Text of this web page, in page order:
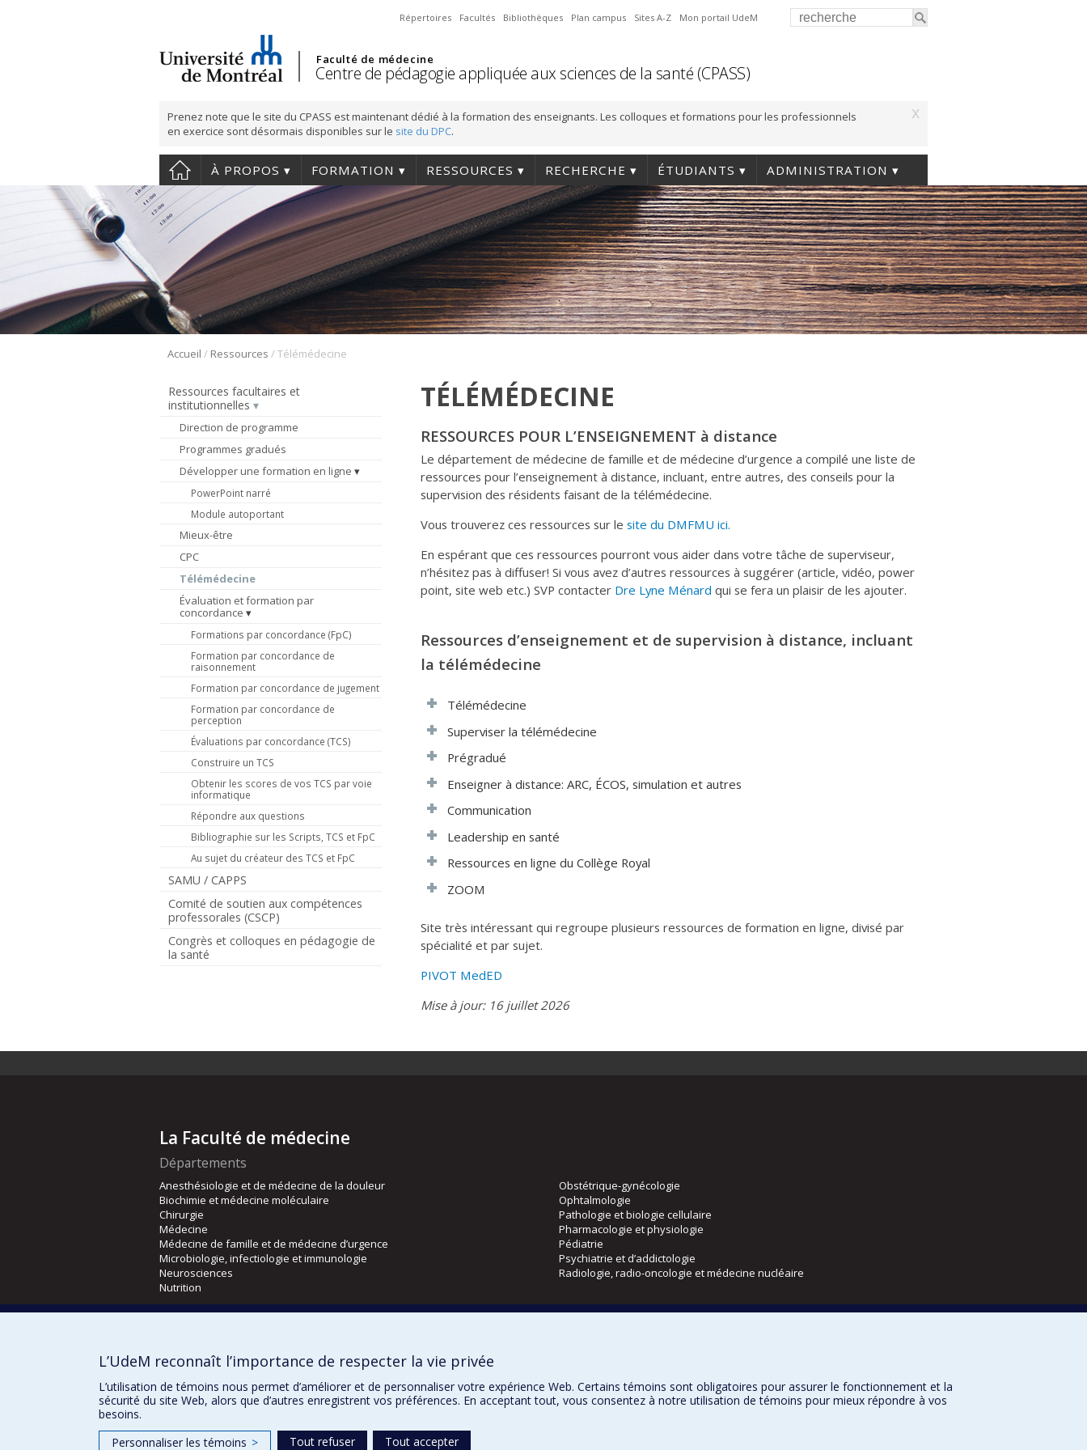
Répertoires Facultés Bibliothèques Plan campus Sites A-Z Mon portail UdeM
Faculté de médecine
Centre de pédagogie appliquée aux sciences de la santé (CPASS)
Prenez note que le site du CPASS est maintenant dédié à la formation des enseignants. Les colloques et formations pour les professionnels
en exercice sont désormais disponibles sur le site du DPC.
x
À PROPOS FORMATION RESSOURCES RECHERCHE ÉTUDIANTS ADMINISTRATION
Accueil / Ressources /Télémédecine
Ressources facultaires et
institutionnelles
Direction de programme
Programmes gradués
Développer une formation en ligne
PowerPoint narré
Module autoportant
Mieux-être
CPC
Télémédecine
Évaluation et formation par
concordance
Formations par concordance (FpC)
Formation par concordance de
raisonnement
Formation par concordance de jugement
Formation par concordance de
perception
Évaluations par concordance (TCS)
Construire un TCS
Obtenir les scores de vos TCS par voie
informatique
Répondre aux questions
Bibliographie sur les Scripts, TCS et FpC
Au sujet du créateur des TCS et FpC
SAMU / CAPPS
Comité de soutien aux compétences
professorales (CSCP)
Congrès et colloques en pédagogie de
la santé
TÉLÉMÉDECINE
RESSOURCES POUR L’ENSEIGNEMENT à distance
Le département de médecine de famille et de médecine d’urgence a compilé une liste de
ressources pour l’enseignement à distance, incluant, entre autres, des conseils pour la
supervision des résidents faisant de la télémédecine.
Vous trouverez ces ressources sur le site du DMFMU ici.
En espérant que ces ressources pourront vous aider dans votre tâche de superviseur,
n’hésitez pas à diffuser! Si vous avez d’autres ressources à suggérer (article, vidéo, power
point, site web etc.) SVP contacter Dre Lyne Ménard qui se fera un plaisir de les ajouter.
Ressources d’enseignement et de supervision à distance, incluant
la télémédecine
Télémédecine
Superviser la télémédecine
Prégradué
Enseigner à distance: ARC, ÉCOS, simulation et autres
Communication
Leadership en santé
Ressources en ligne du Collège Royal
ZOOM
Site très intéressant qui regroupe plusieurs ressources de formation en ligne, divisé par
spécialité et par sujet.
PIVOT MedED
Mise à jour: 16 juillet 2026
La Faculté de médecine
Départements
Anesthésiologie et de médecine de la douleur
Biochimie et médecine moléculaire
Chirurgie
Médecine
Médecine de famille et de médecine d’urgence
Microbiologie, infectiologie et immunologie
Neurosciences
Nutrition
Obstétrique-gynécologie
Ophtalmologie
Pathologie et biologie cellulaire
Pharmacologie et physiologie
Pédiatrie
Psychiatrie et d’addictologie
Radiologie, radio-oncologie et médecine nucléaire
Orthophonie et audiologie
L’UdeM reconnaît l’importance de respecter la vie privée
L’utilisation de témoins nous permet d’améliorer et de personnaliser votre expérience Web. Certains témoins sont obligatoires pour assurer le fonctionnement et la
sécurité du site Web, alors que d’autres enregistrent vos préférences. En acceptant tout, vous consentez à notre utilisation de témoins pour mieux répondre à vos
besoins.
Personnaliser les témoins > Tout refuser Tout accepter